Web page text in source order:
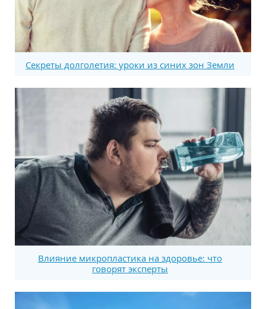
Секреты долголетия: уроки из синих зон Земли
Влияние микропластика на здоровье: что
говорят эксперты